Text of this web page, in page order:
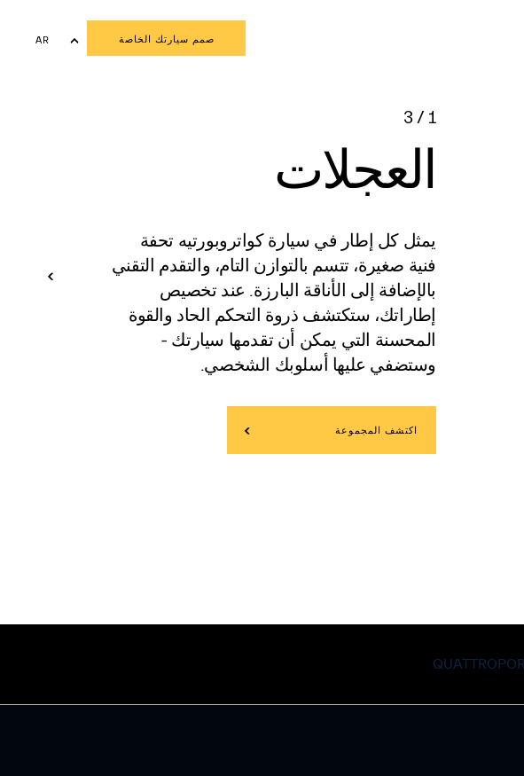
صمم سيارتك الخاصة
AR
1
/
3
العجلات
يمثل كل إطار في سيارة كواتروبورتيه تحفة
فنية صغيرة، تتسم بالتوازن التام، والتقدم التقني
بالإضافة إلى الأناقة البارزة. عند تخصيص
إطاراتك، ستكتشف ذروة التحكم الحاد والقوة
المحسنة التي يمكن أن تقدمها سيارتك -
وستضفي عليها أسلوبك الشخصي.
اكتشف المجموعة